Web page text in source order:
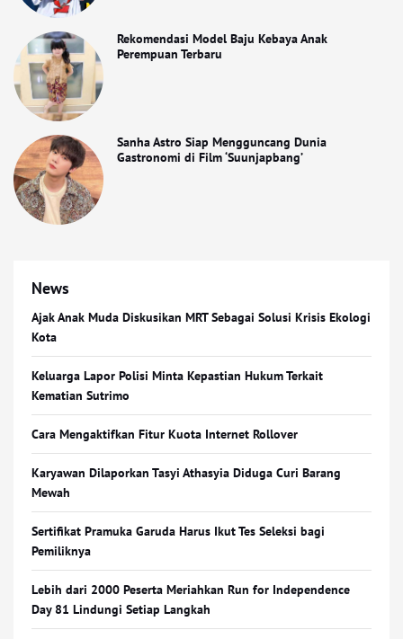
Rekomendasi Model Baju Kebaya Anak
Perempuan Terbaru
Sanha Astro Siap Mengguncang Dunia
Gastronomi di Film ‘Suunjapbang’
News
Ajak Anak Muda Diskusikan MRT Sebagai Solusi Krisis Ekologi
Kota
Keluarga Lapor Polisi Minta Kepastian Hukum Terkait
Kematian Sutrimo
Cara Mengaktifkan Fitur Kuota Internet Rollover
Karyawan Dilaporkan Tasyi Athasyia Diduga Curi Barang
Mewah
Sertifikat Pramuka Garuda Harus Ikut Tes Seleksi bagi
Pemiliknya
Lebih dari 2000 Peserta Meriahkan Run for Independence
Day 81 Lindungi Setiap Langkah